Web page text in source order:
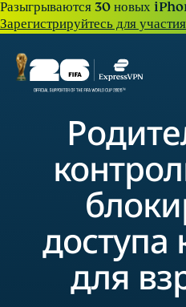
Разыгрываются 30 новых
Зарегистрируйтесь для участия
доступа
для